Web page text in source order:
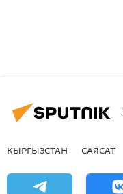
КЫРГЫЗСТАН САЯСАТ